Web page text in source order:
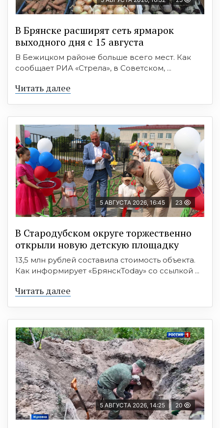
В Брянске расширят сеть ярмарок
выходного дня с 15 августа
В Бежицком районе больше всего мест. Как
сообщает РИА «Стрела», в Советском, ...
Читать далее
5 АВГУСТА 2026, 16:45 23
В Стародубском округе торжественно
открыли новую детскую площадку
13,5 млн рублей составила стоимость объекта.
Как информирует «БрянскToday» со ссылкой ...
Читать далее
5 АВГУСТА 2026, 14:25 20